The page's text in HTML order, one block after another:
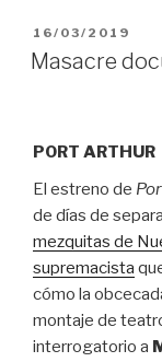
PUBLICADO
EL
16/03/2019
Masacre
PORT ARTHUR
El estreno de
de días de
mezquitas de
supremacista
cómo la
montaje de
interrogatorio a